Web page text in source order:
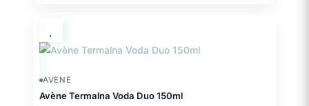
AVENE
Avène Termalna Voda Duo 150ml